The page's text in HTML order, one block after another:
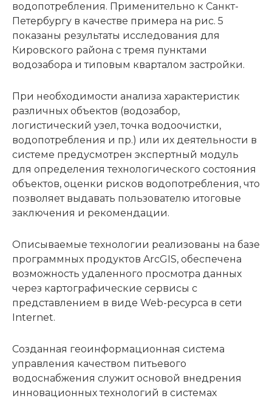
водопотребления. Применительно к Санкт-
Петербургу в качестве примера на рис. 5
показаны результаты исследования для
Кировского района с тремя пунктами
водозабора и типовым кварталом застройки.
При необходимости анализа характеристик
различных объектов (водозабор,
логистический узел, точка водоочистки,
водопотребления и пр.) или их деятельности в
системе предусмотрен экспертный модуль
для определения технологического состояния
объектов, оценки рисков водопотребления, что
позволяет выдавать пользователю итоговые
заключения и рекомендации.
Описываемые технологии реализованы на базе
программных продуктов ArcGIS, обеспечена
возможность удаленного просмотра данных
через картографические сервисы с
представлением в виде Web-ресурса в сети
Internet.
Созданная геоинформационная система
управления качеством питьевого
водоснабжения служит основой внедрения
инновационных технологий в системах